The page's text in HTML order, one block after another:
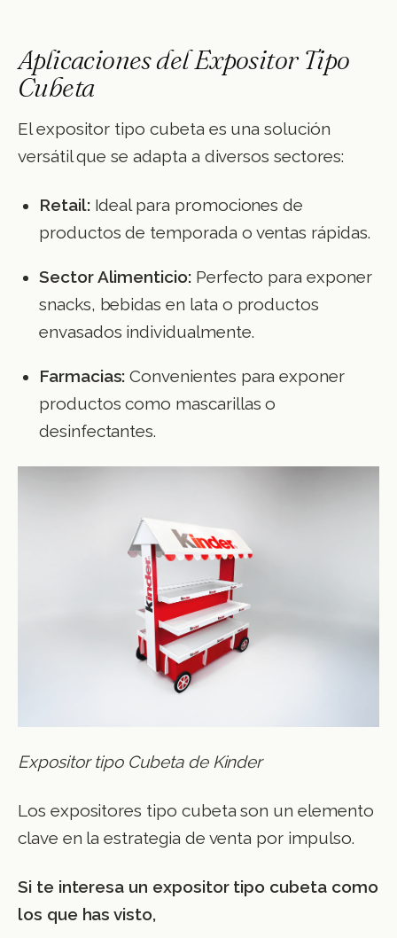
Aplicaciones del Expositor Tipo
Cubeta
El expositor tipo cubeta es una solución
versátil que se adapta a diversos sectores:
Retail:Ideal para promociones de
productos de temporada o ventas rápidas.
Sector Alimenticio:Perfecto para exponer
snacks, bebidas en lata o productos
envasados individualmente.
Farmacias: Convenientes para exponer
productos como mascarillas o
desinfectantes.
Expositor tipo Cubeta de Kinder
Los expositores tipo cubeta son un elemento
clave en la estrategia de venta por impulso.
Si te interesa un expositor tipo cubeta como
los que has visto,